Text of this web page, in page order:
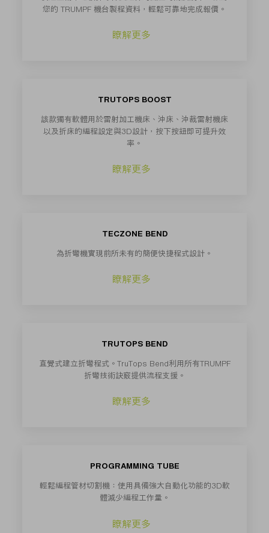
您的 TRUMPF 機台製程資料，輕鬆可靠地完成報價。
瞭解更多
TRUTOPS BOOST
該款獨有軟體用於雷射加工機床、沖床、沖裁雷射機床
以及折床的編程設定與3D設計，按下按鈕即可提升效
率。
瞭解更多
TECZONE BEND
為折彎機實現前所未有的簡便快捷程式設計。
瞭解更多
TRUTOPS BEND
直覺式建立折彎程式。TruTops Bend利用所有TRUMPF
折彎技術訣竅提供流程支援。
瞭解更多
PROGRAMMING TUBE
輕鬆編程管材切割機：使用具備強大自動化功能的3D軟
體減少編程工作量。
瞭解更多